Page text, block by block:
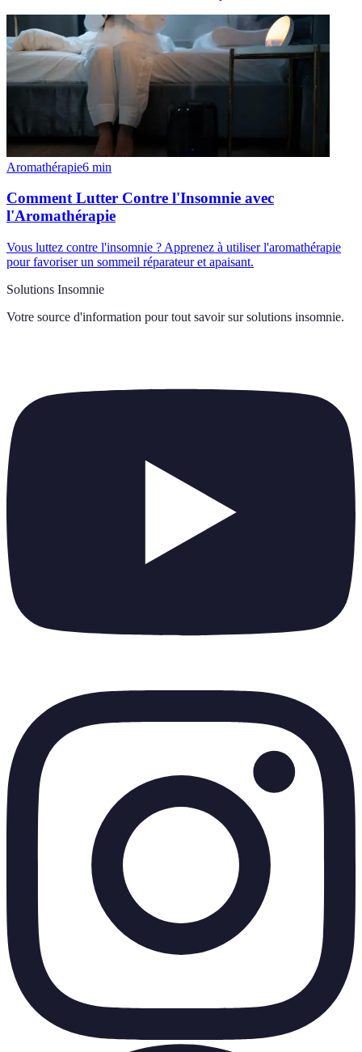
Aromathérapie6 min
Comment Lutter Contre l'Insomnie avec
l'Aromathérapie
Vous luttez contre l'insomnie ? Apprenez à utiliser l'aromathérapie
pour favoriser un sommeil réparateur et apaisant.
Solutions Insomnie
Votre source d'information pour tout savoir sur solutions insomnie.